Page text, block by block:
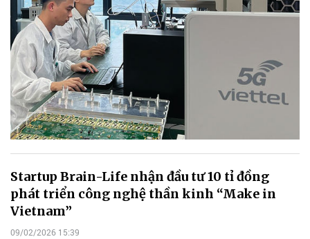
Startup Brain-Life nhận đầu tư 10 tỉ đồng
phát triển công nghệ thần kinh “Make in
Vietnam”
09/02/2026 15:39